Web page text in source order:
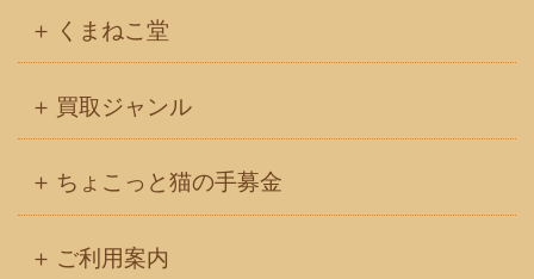
くまねこ堂
買取ジャンル
ちょこっと猫の手募金
ご利用案内